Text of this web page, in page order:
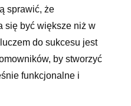
sprawić, że
się być większe niż w
do sukcesu jest
by stworzyć
funkcjonalne i